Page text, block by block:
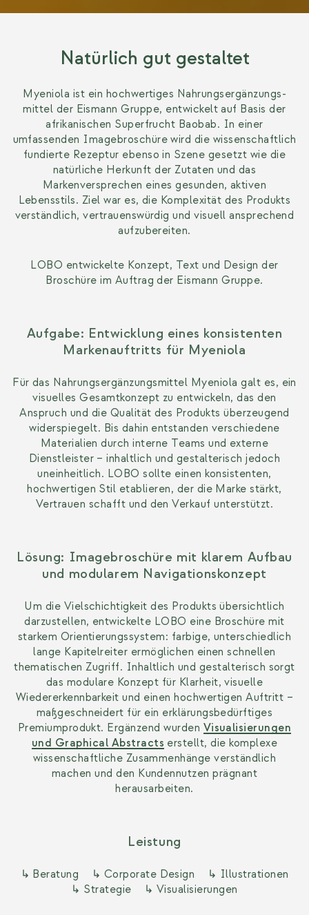
Natürlich gut gestaltet
Myeniola ist ein hochwertiges Nahrungs­ergänzungs­
mittel der Eismann Gruppe, entwickelt auf Basis der
afrikanischen Superfrucht Baobab. In einer
umfassenden Imagebroschüre wird die wissenschaftlich
fundierte Rezeptur ebenso in Szene gesetzt wie die
natürliche Herkunft der Zutaten und das
Markenversprechen eines gesunden, aktiven
Lebensstils. Ziel war es, die Komplexität des Produkts
verständlich, vertrauenswürdig und visuell ansprechend
aufzubereiten.
LOBO entwickelte Konzept, Text und Design der
Broschüre im Auftrag der Eismann Gruppe.
Aufgabe: Entwicklung eines konsistenten
Markenauftritts für Myeniola
Für das Nahrungs­ergänzungs­mittel Myeniola galt es, ein
visuelles Gesamtkonzept zu entwickeln, das den
Anspruch und die Qualität des Produkts überzeugend
widerspiegelt. Bis dahin entstanden verschiedene
Materialien durch interne Teams und externe
Dienstleister – inhaltlich und gestalterisch jedoch
uneinheitlich. LOBO sollte einen konsistenten,
hochwertigen Stil etablieren, der die Marke stärkt,
Vertrauen schafft und den Verkauf unterstützt.
Lösung: Imagebroschüre mit klarem Aufbau
und modularem Navigationskonzept
Um die Vielschichtigkeit des Produkts übersichtlich
darzustellen, entwickelte LOBO eine Broschüre mit
starkem Orientierungssystem: farbige, unterschiedlich
lange Kapitelreiter ermöglichen einen schnellen
thematischen Zugriff. Inhaltlich und gestalterisch sorgt
das modulare Konzept für Klarheit, visuelle
Wiedererkennbarkeit und einen hochwertigen Auftritt –
maßgeschneidert für ein erklärungsbedürftiges
Premiumprodukt. Ergänzend wurden Visualisierungen
und Graphical Abstracts erstellt, die komplexe
wissenschaftliche Zusammenhänge verständlich
machen und den Kundennutzen prägnant
herausarbeiten.
Leistung
↳ Beratung ↳ Corporate Design
↳ Illustrationen
↳ Strategie
↳ Visualisierungen